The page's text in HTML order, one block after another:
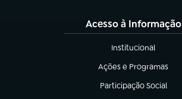
Acesso à Informação
Institucional
(abre em nova aba)
Ações e Programas
(abre em nova aba)
Participação Social
(abre em nova aba)